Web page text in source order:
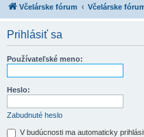
Včelárske fórum Včelárske
Prihlásiť sa
Používateľské meno:
Heslo:
Zabudnuté heslo
V budúcnosti ma automaticky